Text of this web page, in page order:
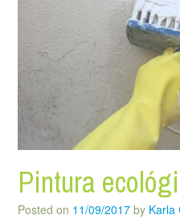
Pintura
Posted on 11/09/2017 by Karla